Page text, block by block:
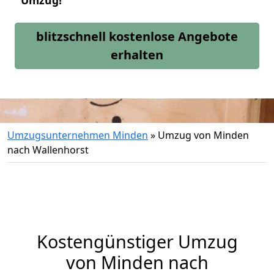
blitzschnell kostenlose Angebote
erhalten
Umzugsunternehmen Minden » Umzug von Minden
nach Wallenhorst
Kostengünstiger Umzug
von Minden nach